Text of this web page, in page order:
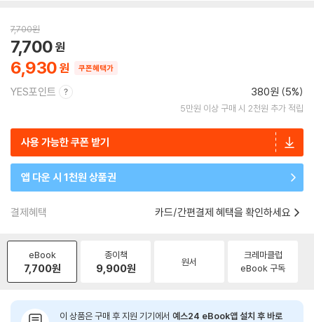
7,700원
6,930
7,700
쿠폰혜택가
YES포인트 380원 (5%)
5만원 이상 구매 시 2천원 추가 적립
사용 가능한 쿠폰 받기
앱 다운 시 1천원 상품권
결제혜택 카드/간편결제 혜택을 확인하세요
eBook
7,700원
종이책
9,900원 원서
크레마클럽
eBook 구독
이 상품은 구매 후 지원 기기에서 예스24 eBook앱 설치 후 바로